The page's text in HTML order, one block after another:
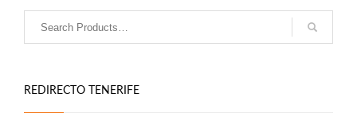
REDIRECTO TENERIFE